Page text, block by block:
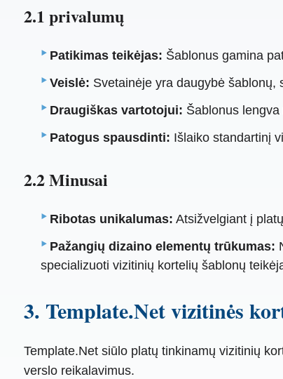
2.1 privalumų
Patikimas teikėjas: Šablonus gamina
Veislė: Svetainėje yra daugybė šablonų,
Draugiškas vartotojui: Šablonus
Patogus spausdinti: Išlaiko standartinį
2.2 Minusai
Ribotas unikalumas: Atsižvelgiant į
Pažangių dizaino elementų trūkumas:
specializuoti vizitinių kortelių šablonų
3. Template.Net vizitinės
Template.Net siūlo platų tinkinamų vizitinių
verslo reikalavimus.